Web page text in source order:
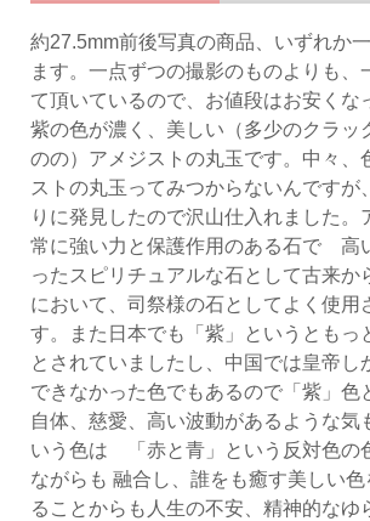
約27.5mm前後写真の商品、いずれか
ます。一点ずつの撮影のものよりも、
て頂いているので、お値段はお安くな
紫の色が濃く、美しい（多少のクラッ
のの）アメジストの丸玉です。中々、
ストの丸玉ってみつからないんですが
りに発見したので沢山仕入れました。
常に強い力と保護作用のある石で 高
ったスピリチュアルな石として古来か
において、司祭様の石としてよく使用
す。また日本でも「紫」というともっ
とされていましたし、中国では皇帝し
できなかった色でもあるので「紫」色
自体、慈愛、高い波動があるような気
いう色は 「赤と青」という反対色の
ながらも 融合し、誰をも癒す美しい
ることからも人生の不安、精神的なゆ